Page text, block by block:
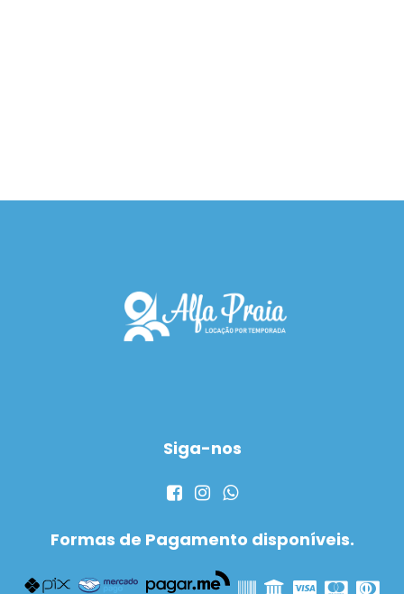
Siga-nos
Formas de Pagamento disponíveis.